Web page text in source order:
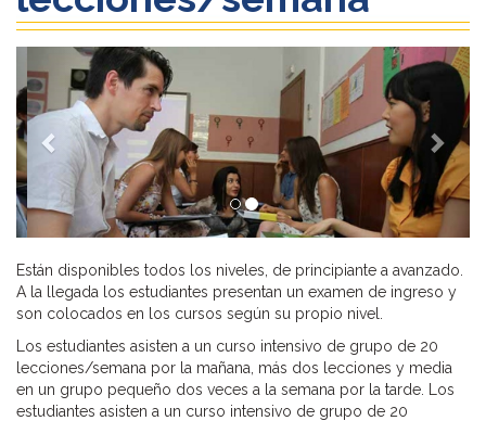
Previous Next
Están disponibles todos los niveles, de principiante a avanzado.
A la llegada los estudiantes presentan un examen de ingreso y
son colocados en los cursos según su propio nivel.
Los estudiantes asisten a un curso intensivo de grupo de 20
lecciones/semana por la mañana, más dos lecciones y media
en un grupo pequeño dos veces a la semana por la tarde. Los
estudiantes asisten a un curso intensivo de grupo de 20